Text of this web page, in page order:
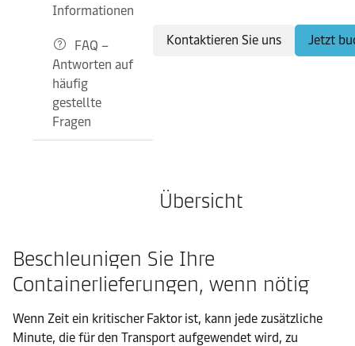
Informationen
FAQ –
Antworten auf
häufig
gestellte
Fragen
Jetzt
Kontaktieren Sie uns
Übersicht
Beschleunigen Sie Ihre
Containerlieferungen, wenn nötig
Wenn Zeit ein kritischer Faktor ist, kann jede zusätzliche
Minute, die für den Transport aufgewendet wird, zu